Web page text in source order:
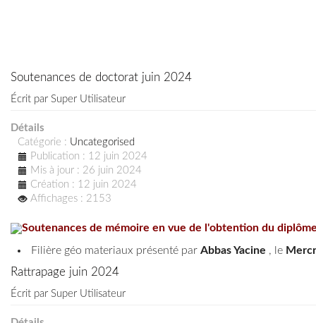
Soutenances de doctorat juin 2024
Écrit par Super Utilisateur
Détails
Catégorie : Uncategorised
Publication : 12 juin 2024
Mis à jour : 26 juin 2024
Création : 12 juin 2024
Affichages : 2153
Soutenances de mémoire en vue de l'obtention du
Filière géo materiaux présenté par Abbas Yacine , le
Rattrapage juin 2024
Écrit par Super Utilisateur